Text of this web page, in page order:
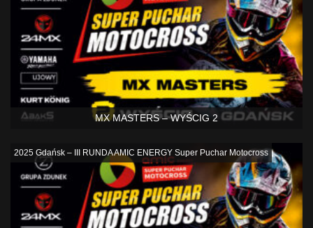
MX MASTERS – WYŚCIG 2
2025 Gdańsk – III RUNDA AMIC ENERGY Super Puchar Motocross